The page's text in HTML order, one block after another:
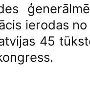
ierodas
45